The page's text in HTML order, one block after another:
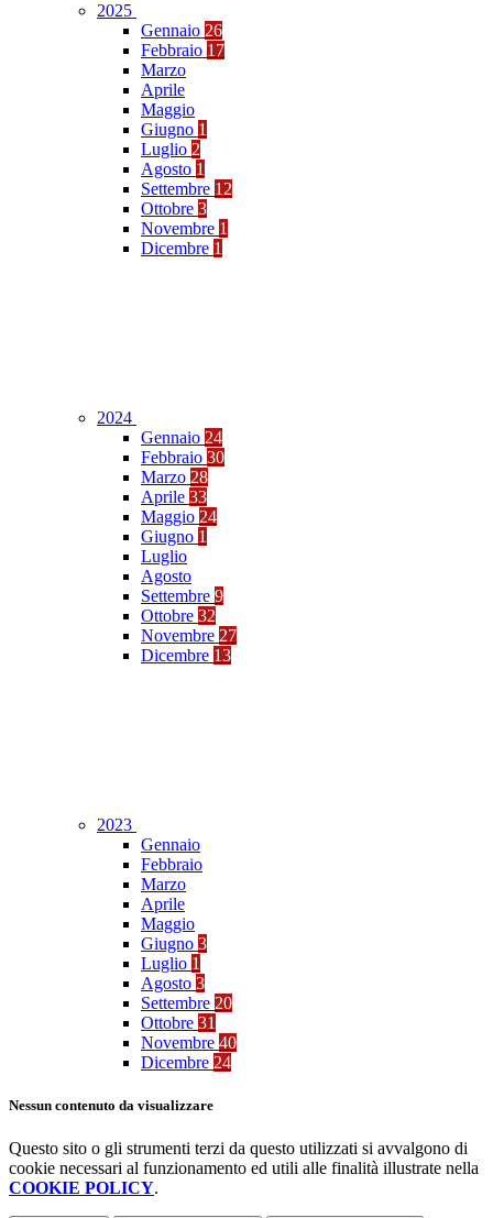
2025
Gennaio 26
Febbraio 17
Marzo
Aprile
Maggio
Giugno 1
Luglio 2
Agosto 1
Settembre 12
Ottobre 3
Novembre 1
Dicembre 1
2024
Gennaio 24
Febbraio 30
Marzo 28
Aprile 33
Maggio 24
Giugno 1
Luglio
Agosto
Settembre 9
Ottobre 32
Novembre 27
Dicembre 13
2023
Gennaio
Febbraio
Marzo
Aprile
Maggio
Giugno 3
Luglio 1
Agosto 3
Settembre 20
Ottobre 31
Novembre 40
Dicembre 24
Nessun contenuto da visualizzare
Questo sito o gli strumenti terzi da questo utilizzati si avvalgono di
cookie necessari al funzionamento ed utili alle finalità illustrate nella
COOKIE POLICY.